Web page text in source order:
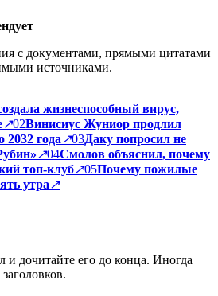
с документами, прямыми цитатами
источниками.
жизнеспособный вирус,
↗02Винисиус Жуниор продлил
2032 года↗03Даку попросил не
↗04Смолов объяснил, почему
топ-клуб↗05Почему пожилые
утра↗
и дочитайте его до конца. Иногда